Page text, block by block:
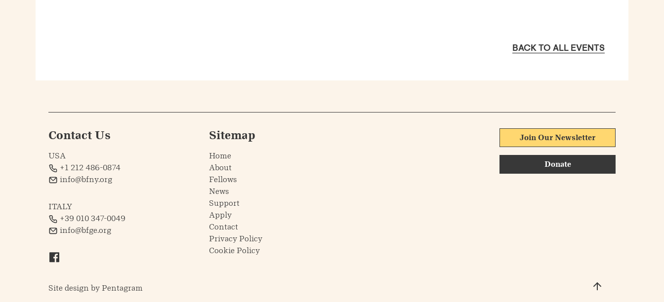
BACK TO ALL EVENTS
Join Our Newsletter
Donate
Contact Us
USA
+1 212 486-0874
info@bfny.org
ITALY
+39 010 347-0049
info@bfge.org
Site design by Pentagram
Sitemap
Home
About
Fellows
News
Support
Apply
Contact
Privacy Policy
Cookie Policy